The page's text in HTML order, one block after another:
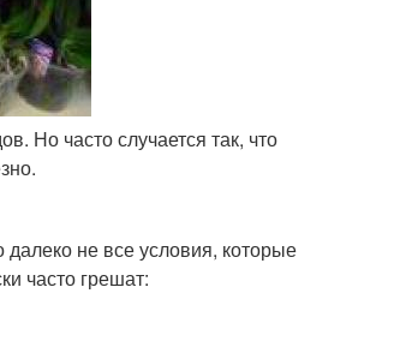
Но часто случается так, что
далеко не все условия, которые
часто грешат: